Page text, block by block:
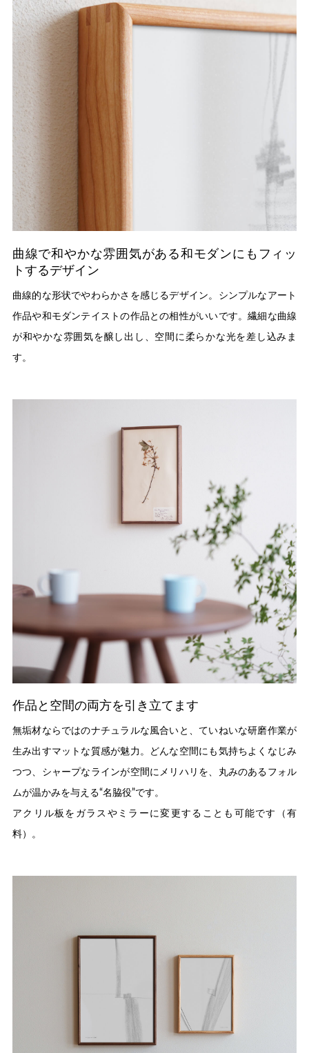
曲線で和やかな雰囲気がある和モダンにもフィッ
トするデザイン
曲線的な形状でやわらかさを感じるデザイン。シンプルなアート
作品や和モダンテイストの作品との相性がいいです。繊細な曲線
が和やかな雰囲気を醸し出し、空間に柔らかな光を差し込みま
す。
作品と空間の両方を引き立てます
無垢材ならではのナチュラルな風合いと、ていねいな研磨作業が
生み出すマットな質感が魅力。どんな空間にも気持ちよくなじみ
つつ、シャープなラインが空間にメリハリを、丸みのあるフォル
ムが温かみを与える“名脇役”です。
アクリル板をガラスやミラーに変更することも可能です（有
料）。